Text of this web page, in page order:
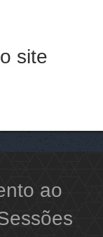
site
ao